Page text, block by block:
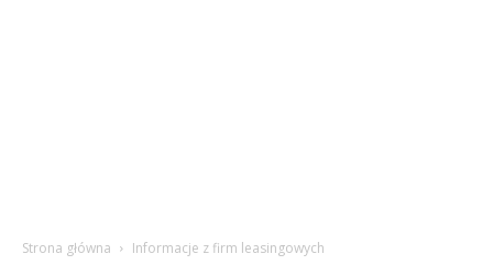
Strona główna Informacje z firm leasingowych